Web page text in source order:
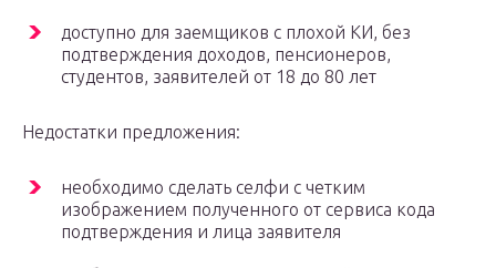
доступно для заемщиков с плохой КИ, без
подтверждения доходов, пенсионеров,
студентов, заявителей от 18 до 80 лет
Недостатки предложения:
необходимо сделать селфи с четким
изображением полученного от сервиса кода
подтверждения и лица заявителя